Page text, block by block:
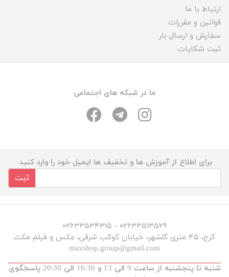
ارتباط با ما
قوانین و مقررات
سفارش و ارسال بار
ثبت شکایات
ما در شبکه های اجتماعی
برای اطلاع از آموزش ها و تخفیف ها ایمیل خود را وارد کنید.
ثبت
۰۲۶۳۳۵۱۳۵۲۹ - ۰۲۶۳۳۵۳۴۳۱۵
کرج، ۴۵ متری گلشهر، خیابان کوکب شرقی، عکس و فیلم مکث
maxshop.group@gmail.com
شنبه تا پنجشنبه از ساعت 9 الی 13 و 16:30 الی 20:30 پاسخگوی